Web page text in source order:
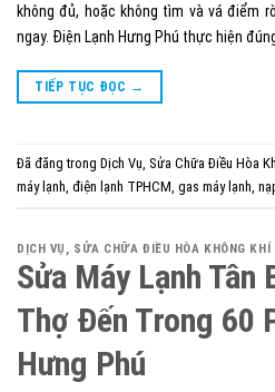
không đủ, hoặc không tìm và vá điểm
ngay. Điện Lạnh Hưng Phú thực hiện
TIẾP TỤC ĐỌC →
Đã đăng trong Dịch Vụ Sửa Chữa Điều Hòa
máy lạnh điện lạnh TPHCM gas máy lạnh
DỊCH VỤ SỬA CHỮA ĐIỀU HÒA KHÔNG KHÍ
Sửa Máy Lạnh Tân
Thợ Đến Trong 60
Hưng Phú